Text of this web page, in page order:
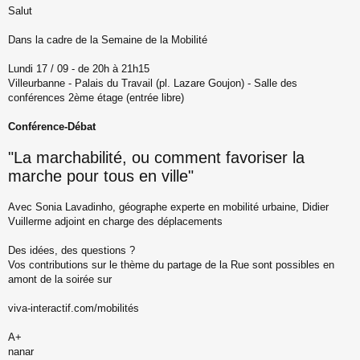
e
s
e
o
u
Salut
Dans la cadre de la Semaine de la Mobilité
Lundi 17 / 09 - de 20h à 21h15
Villeurbanne - Palais du Travail (pl. Lazare Goujon) - Salle des
conférences 2ème étage (entrée libre)
Conférence-Débat
"La marchabilité, ou comment favoriser la
marche pour tous en ville"
Avec Sonia Lavadinho, géographe experte en mobilité urbaine, Didier
Vuillerme adjoint en charge des déplacements
Des idées, des questions ?
Vos contributions sur le thème du partage de la Rue sont possibles en
amont de la soirée sur
viva-interactif.com/mobilités
A+
nanar